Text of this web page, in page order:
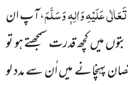
عَلَیْہِ وَاٰلِہٖ وَسَلَّمَ،آپ ان
میں کچھ قدرت سمجھتے ہو تو
پہنچانے میں اُن سے مدد لو